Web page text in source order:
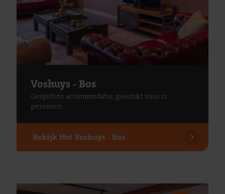
Voshuys - Bos
Gesplitste accommodatie, geschikt voor 12
personen
BekijkHet Voshuys - Bos